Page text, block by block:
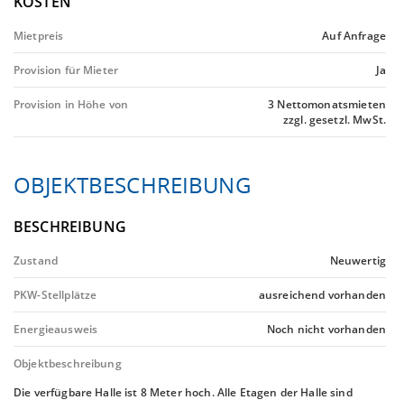
Mietpreis Auf Anfrage
Provision für Mieter Ja
Provision in Höhe von
3 Nettomonatsmieten
zzgl. gesetzl. MwSt.
OBJEKTBESCHREIBUNG
BESCHREIBUNG
Zustand Neuwertig
PKW-Stellplätze ausreichend vorhanden
Energieausweis Noch nicht vorhanden
Objektbeschreibung
Die verfügbare Halle ist 8 Meter hoch. Alle Etagen der Halle sind